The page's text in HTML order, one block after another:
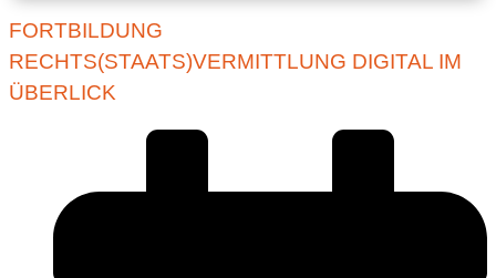
FORTBILDUNG
RECHTS(STAATS)VERMITTLUNG DIGITAL IM
ÜBERLICK